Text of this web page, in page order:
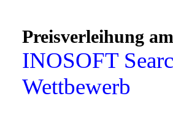
Preisverleihung
INOSOFT
Wettbewerb